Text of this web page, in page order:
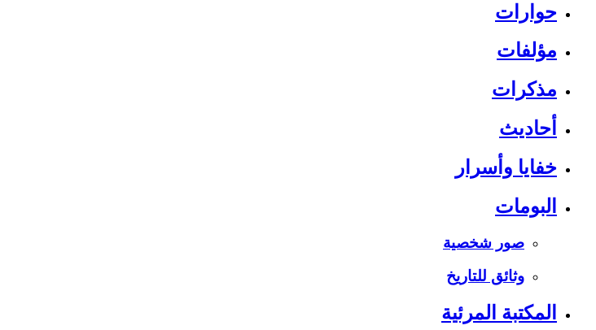
حوارات
مؤلفات
مذكرات
أحاديث
خفايا وأسرار
البومات
صور شخصية
وثائق للتاريخ
المكتبة المرئية